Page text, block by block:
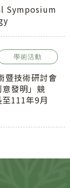
Symposium
學術活動
暨技術研討會
發明」競
111年9月